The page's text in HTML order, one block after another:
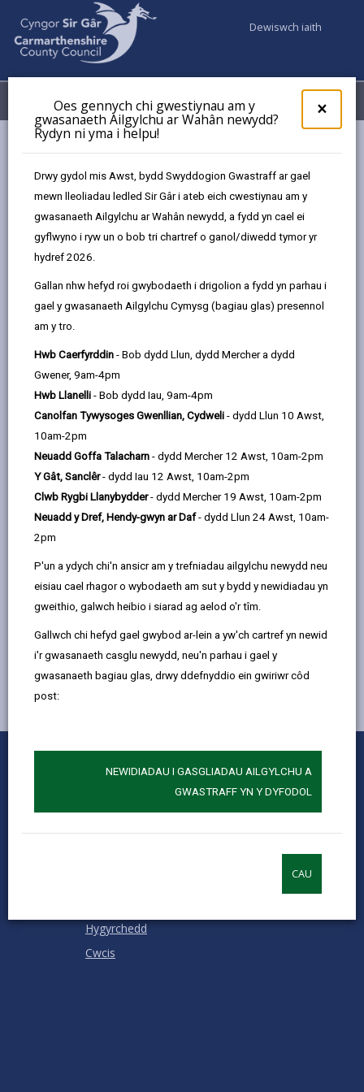
×
Oes gennych chi gwestiynau am y
gwasanaeth Ailgylchu ar Wahân newydd?
Rydyn ni yma i helpu!
Drwy gydol mis Awst, bydd Swyddogion Gwastraff ar gael
mewn lleoliadau ledled Sir Gâr i ateb eich cwestiynau am y
gwasanaeth Ailgylchu ar Wahân newydd, a fydd yn cael ei
gyflwyno i ryw un o bob tri chartref o ganol/diwedd tymor yr
hydref 2026.
Gallan nhw hefyd roi gwybodaeth i drigolion a fydd yn parhau i
gael y gwasanaeth Ailgylchu Cymysg (bagiau glas) presennol
am y tro.
Hwb Caerfyrddin - Bob dydd Llun, dydd Mercher a dydd
Gwener, 9am-4pm
Hwb Llanelli - Bob dydd Iau, 9am-4pm
Canolfan Tywysoges Gwenllian, Cydweli - dydd Llun 10 Awst,
10am-2pm
Neuadd Goffa Talacharn - dydd Mercher 12 Awst, 10am-2pm
Y Gât, Sanclêr- dydd Iau 12 Awst, 10am-2pm
Clwb Rygbi Llanybydder- dydd Mercher 19 Awst, 10am-2pm
Neuadd y Dref, Hendy-gwyn ar Daf- dydd Llun 24 Awst, 10am-
2pm
P'un a ydych chi'n ansicr am y trefniadau ailgylchu newydd neu
eisiau cael rhagor o wybodaeth am sut y bydd y newidiadau yn
gweithio, galwch heibio i siarad ag aelod o'r tîm.
Gallwch chi hefyd gael gwybod ar-lein a yw'ch cartref yn newid
i'r gwasanaeth casglu newydd, neu'n parhau i gael y
gwasanaeth bagiau glas, drwy ddefnyddio ein gwiriwr côd
post:
NEWIDIADAU I GASGLIADAU AILGYLCHU A
GWASTRAFF YN Y DYFODOL
CAU
Dewiswch iaith
Dewislen
Pont pwyso cyhoeddus
Pont pwyso cyhoeddus
Diweddarwyd y dudalen ar: 23/10/2024
by
share
this
on
opens
in
new
tab
share
this
on
opens
a
tab
in
new
Dod o hyd i'ch pont bwyso agosaf os oes angen i chi
bwyso eich fan, lori, trelar, tractor neu gerbyd arall.
Nid ydym yn gyfrifol am y pontydd pwyso canlynol,
maent yn cael eu gweithredu gan fusnesau preifat.
Dylech gysylltu â'r gweithredwr pont pwyso cyn mynd i
wirio faint mae'n costi i'w ddefnyddio. Dylech hefyd
ddweud wrth y gweithredwr os oes gennych gerbyd
mawr iawn, er mwyn sicrhau ei fod yn ffitio ar y bont
Dewiswch weithredwr
0
Stars
1
Star
2
Stars
3
Stars
4
Stars
5
Stars
SUBMIT
RATING
Swyddi a Gyrfaoedd
Hygyrchedd
Cwcis